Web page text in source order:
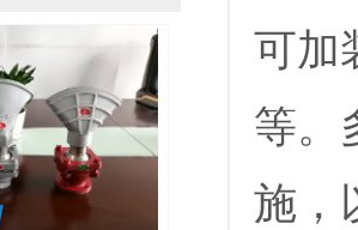
可加
等。
施，